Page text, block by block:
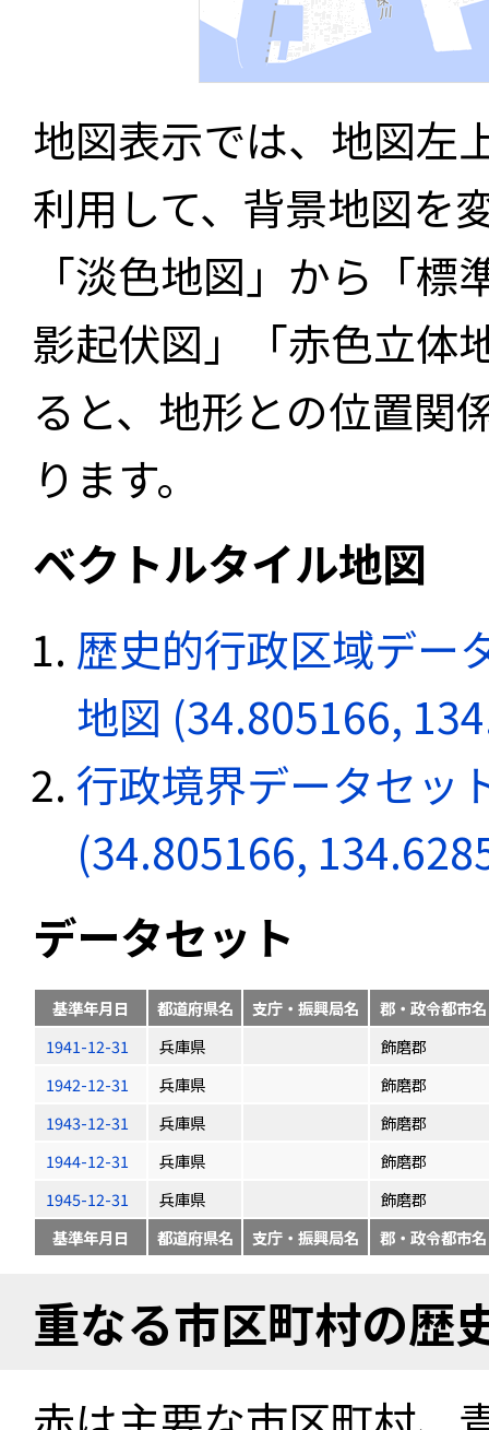
地図表示では、地図左
利用して、背景地図を
「淡色地図」から「
影起伏図」「赤色立体
ると、地形との位置関
ります。
ベクトルタイル地図
歴史的行政区域デー
地図 (34.805166,
行政境界データセッ
(34.805166,
データセット
基準年月日 都道府県名 支庁・振興局名
郡・政令都市名
1941-12-31
兵庫県
飾磨郡
1942-12-31
兵庫県
飾磨郡
1943-12-31
兵庫県
飾磨郡
1944-12-31
兵庫県
飾磨郡
1945-12-31
兵庫県
飾磨郡
基準年月日
都道府県名 支庁・振興局名 郡・政令都市名
重なる市区町村の歴